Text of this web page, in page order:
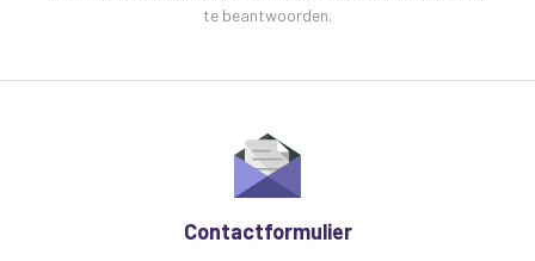
te beantwoorden.
Contactformulier